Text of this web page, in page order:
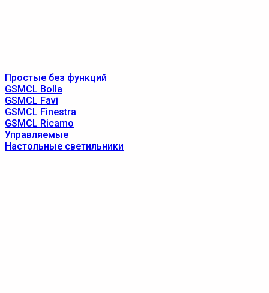
Простые без функций
GSMCL Bolla
GSMCL Favi
GSMCL Finestra
GSMCL Ricamo
Управляемые
Настольные светильники